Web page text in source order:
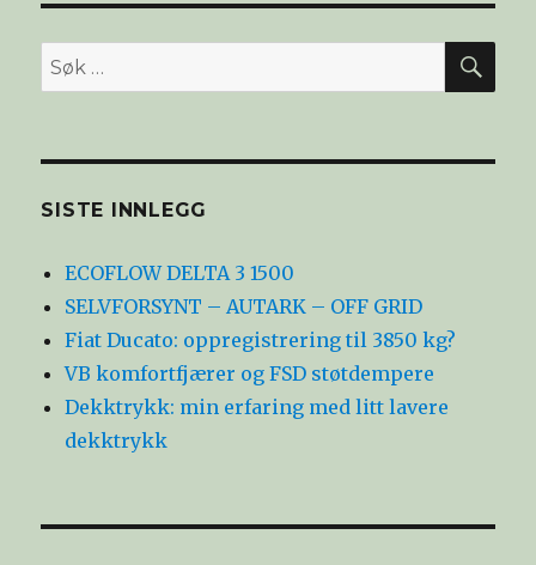
Søk
etter:
SISTE INNLEGG
ECOFLOW DELTA 3 1500
SELVFORSYNT – AUTARK – OFF GRID
Fiat Ducato: oppregistrering til 3850 kg?
VB komfortfjærer og FSD støtdempere
Dekktrykk: min erfaring med litt lavere
dekktrykk